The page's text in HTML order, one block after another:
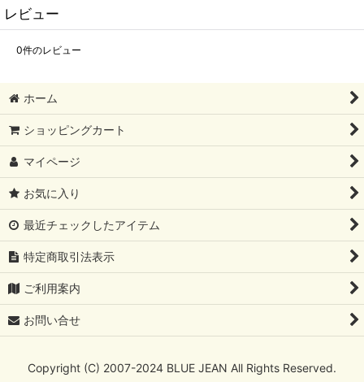
レビュー
0件のレビュー
ホーム
ショッピングカート
マイページ
お気に入り
最近チェックしたアイテム
特定商取引法表示
ご利用案内
お問い合せ
Copyright (C) 2007-2024 BLUE JEAN All Rights Reserved.